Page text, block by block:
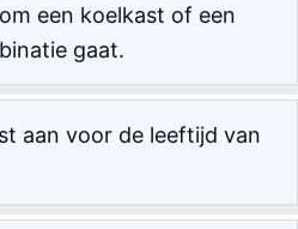
een koelkast of een
gaat.
aan voor de leeftijd van